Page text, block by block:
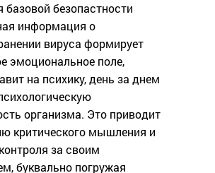
безопастности
информация о
вируса формирует
эмоциональное поле,
на психику, день за днем
организма. Это приводит
критического мышления и
за своим
буквально погружая